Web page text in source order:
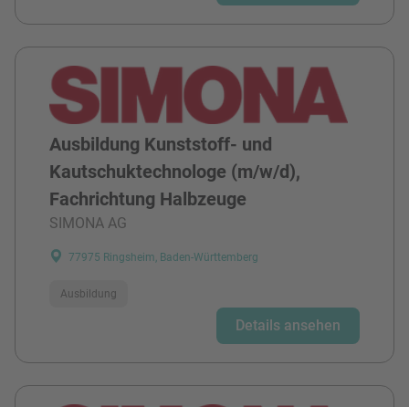
Ausbildung Kunststoff- und
Kautschuktechnologe (m/w/d),
Fachrichtung Halbzeuge
SIMONA AG
77975 Ringsheim, Baden-Württemberg
Ausbildung
Details ansehen